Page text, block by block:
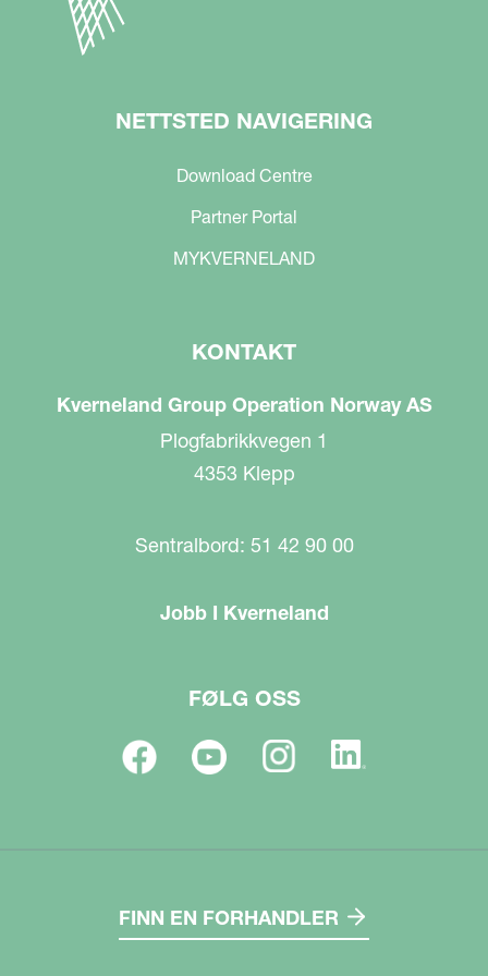
NETTSTED NAVIGERING
Download Centre
Partner Portal
MYKVERNELAND
KONTAKT
Kverneland Group Operation Norway AS
Plogfabrikkvegen 1
4353 Klepp
Sentralbord: 51 42 90 00
Jobb I Kverneland
FØLG OSS
FINN EN FORHANDLER